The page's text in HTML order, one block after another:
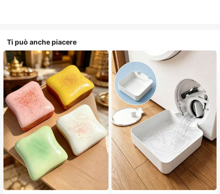
Ti può anche piacere